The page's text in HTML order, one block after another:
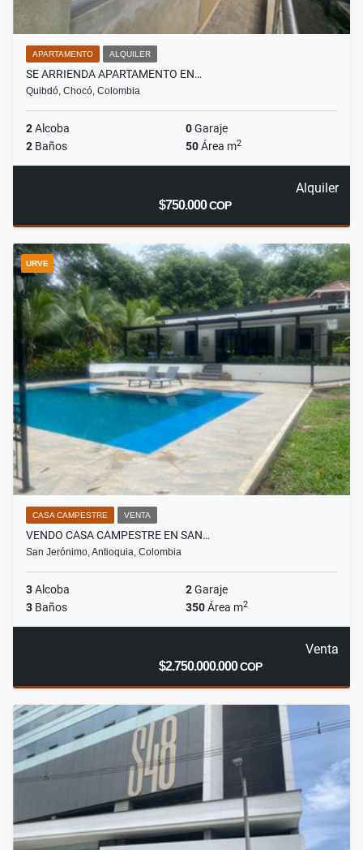
APARTAMENTO ALQUILER
SE ARRIENDA APARTAMENTO EN…
Quibdó, Chocó, Colombia
2Alcoba 0Garaje
2 Baños 50Área m2
Alquiler
$750.000COP
URVE
CASA CAMPESTRE VENTA
VENDO CASA CAMPESTRE EN SAN…
San Jerónimo, Antioquia, Colombia
3Alcoba 2Garaje
3 Baños 350Área m2
Venta
$2.750.000.000COP